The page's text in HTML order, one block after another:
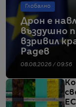
Глобално
Дрон е
въздушно
взривил
Радев
08.08.2026 / 09:56